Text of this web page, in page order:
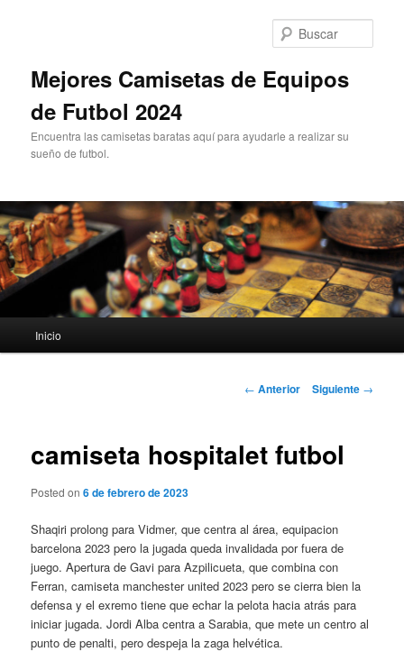
Mejores Camisetas de Equipos
de Futbol 2024
Encuentra las camisetas baratas aquí para ayudarle a realizar su
sueño de futbol.
principal
Inicio
Navegación
← Anterior Siguiente →
camiseta hospitalet futbol
Posted on6 de febrero de 2023
Shaqiri prolong para Vidmer, que centra al área, equipacion
barcelona 2023 pero la jugada queda invalidada por fuera de
juego. Apertura de Gavi para Azpilicueta, que combina con
Ferran, camiseta manchester united 2023 pero se cierra bien la
defensa y el exremo tiene que echar la pelota hacia atrás para
iniciar jugada. Jordi Alba centra a Sarabia, que mete un centro al
punto de penalti, pero despeja la zaga helvética.